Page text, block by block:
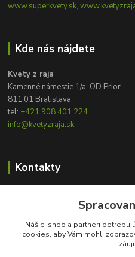
www.superkvety.sk,
Kde nás nájdete
Kvety z raja
Kamenné námestie 1/a, OD Prior
811 01 Bratislava
tel: +421 908 401 224
info@kvetyzraja.sk
Kontakty
+421 908 401
info@kvetyzraja.sk
Náš e-shop a partneri
cookies, aby Vám mohli